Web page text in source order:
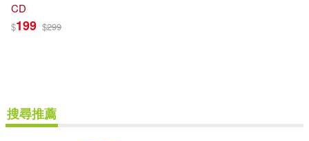
CD
$199 $299
搜尋推薦